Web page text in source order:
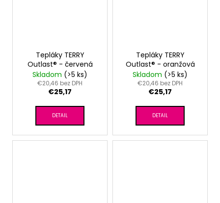
Tepláky TERRY
Outlast® - červená
Skladom (>5 ks)
€20,46 bez DPH
€25,17
DETAIL
Tepláky TERRY
Outlast® - oranžová
Skladom (>5 ks)
€20,46 bez DPH
€25,17
DETAIL